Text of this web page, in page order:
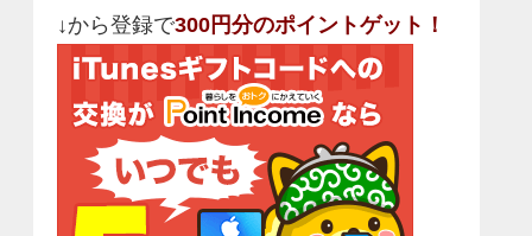
↓から登録で300円分のポイントゲット！